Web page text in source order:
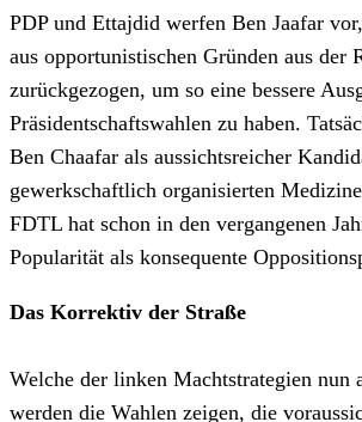
PDP und Ettajdid werfen Ben Jaafar
aus opportunistischen Gründen aus der
zurückgezogen, um so eine bessere
Präsidentschaftswahlen zu haben.
Ben Chaafar als aussichtsreicher
gewerkschaftlich organisierten
FDTL hat schon in den vergangenen
Popularität als konsequente
Das Korrektiv der Straße
Welche der linken Machtstrategien nun
werden die Wahlen zeigen, die